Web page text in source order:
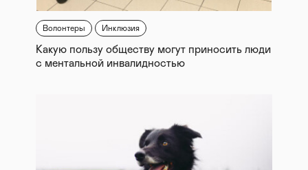
Волонтеры Инклюзия
Какую пользу обществу могут приносить люди
с ментальной инвалидностью